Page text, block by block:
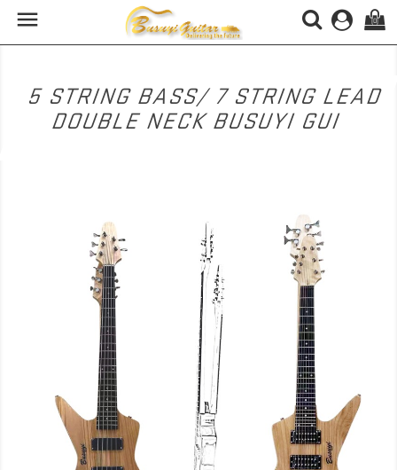
 (0)
5 STRING BASS/ 7 STRING LEAD
DOUBLE NECK BUSUYI GUI